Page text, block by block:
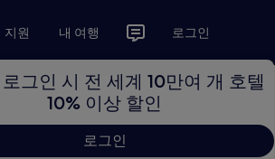
지원 내 여행 로그인
그인 시 전 세계 10만여 개 호텔
10% 이상 할인
로그인